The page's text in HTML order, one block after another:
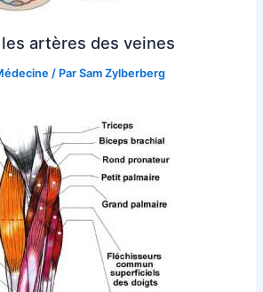
artères des veines
/ ParSam Zylberberg